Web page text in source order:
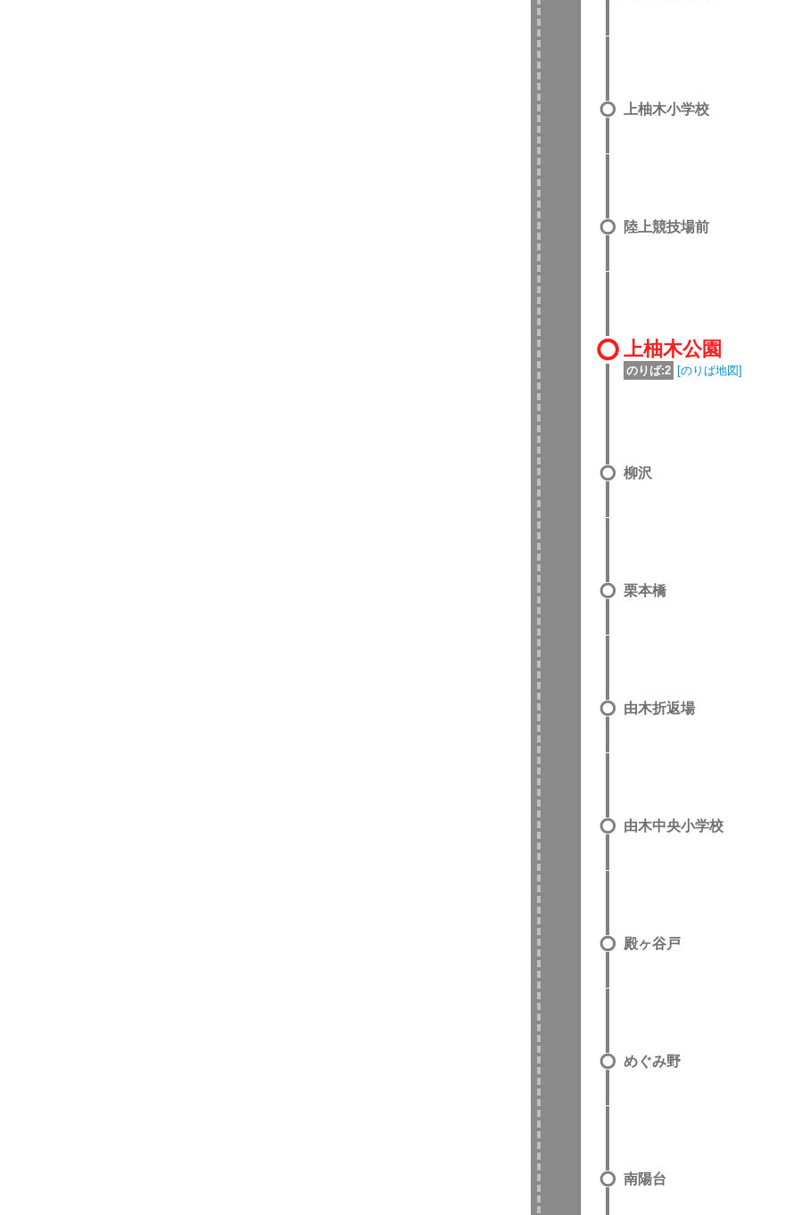
上柚木小学校
陸上競技場前
上柚木公園
のりば:2 [のりば地図]
柳沢
栗本橋
由木折返場
由木中央小学校
殿ヶ谷戸
めぐみ野
南陽台